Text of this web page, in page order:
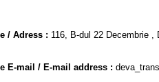
/ Adress : 116, B-dul 22 Decembrie ,
E-mail / E-mail address :